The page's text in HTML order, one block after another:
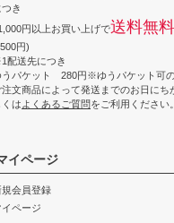
つき
円以上お買い上げで送料無料
円)
配送先につき
うパケット 280円※ゆうパケット可
注文商品によって発送までのお日にち
くは よくあるご質問をご利用ください。
イページ
規会員登録
イページ